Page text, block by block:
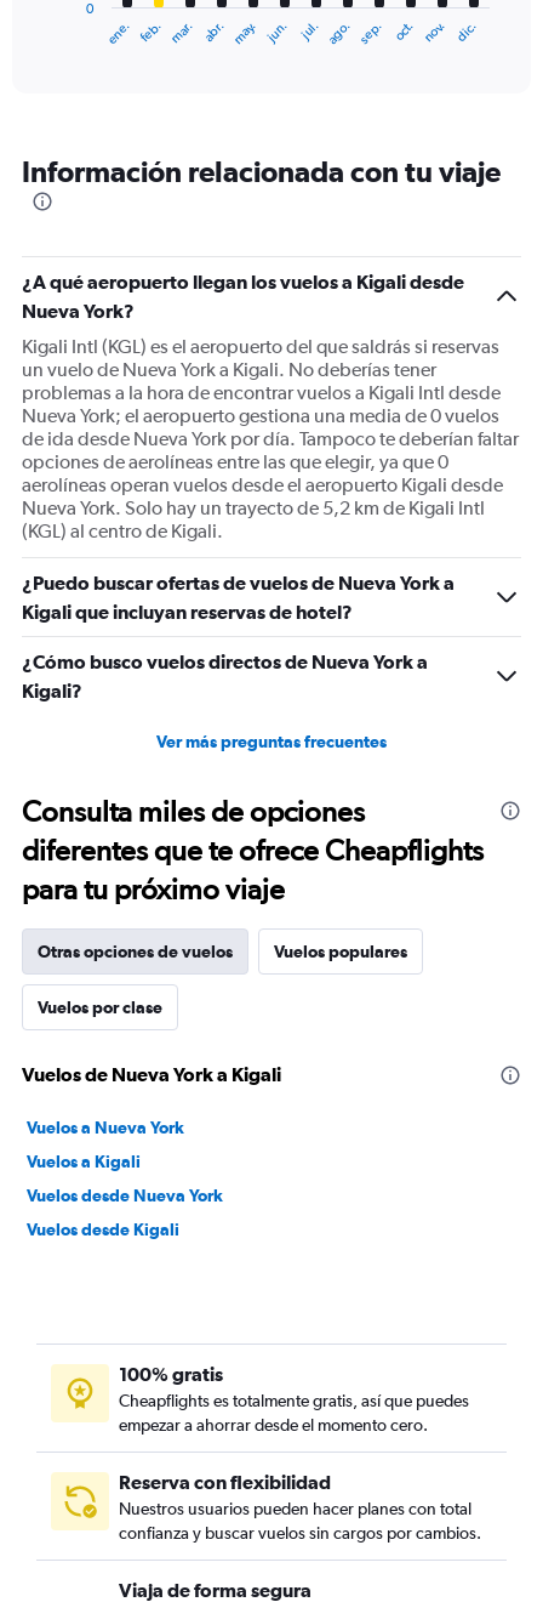
categories.
The
Y
axis
displaying
values.
Range:
0
to
1800.
ene. feb. mar. abr. may. jun. jul. ago. sep. oct. nov. dic.
0
Información relacionada con tu viaje
¿A qué aeropuerto llegan los vuelos a Kigali desde
Nueva York?
Kigali Intl (KGL) es el aeropuerto del que saldrás si reservas
un vuelo de Nueva York a Kigali. No deberías tener
problemas a la hora de encontrar vuelos a Kigali Intl desde
Nueva York; el aeropuerto gestiona una media de 0 vuelos
de ida desde Nueva York por día. Tampoco te deberían faltar
opciones de aerolíneas entre las que elegir, ya que 0
aerolíneas operan vuelos desde el aeropuerto Kigali desde
Nueva York. Solo hay un trayecto de 5,2 km de Kigali Intl
(KGL) al centro de Kigali.
¿Puedo buscar ofertas de vuelos de Nueva York a
Kigali que incluyan reservas de hotel?
¿Cómo busco vuelos directos de Nueva York a
Kigali?
Ver más preguntas frecuentes
Consulta miles de opciones
diferentes que te ofrece Cheapflights
para tu próximo viaje
Otras opciones de vuelos Vuelos populares
Vuelos por clase
Vuelos de Nueva York a Kigali
Vuelos a Nueva York
Vuelos a Kigali
Vuelos desde Nueva York
Vuelos desde Kigali
100% gratis
Cheapflights es totalmente gratis, así que puedes
empezar a ahorrar desde el momento cero.
Reserva con flexibilidad
Nuestros usuarios pueden hacer planes con total
confianza y buscar vuelos sin cargos por cambios.
Viaja de forma segura